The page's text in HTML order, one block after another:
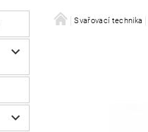
Svařovací technika